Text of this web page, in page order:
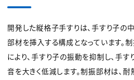
開発した縦格子手すりは、手すり子の
部材を挿入する構成となっています。
により、手すり子の振動を抑制し、手
音を大きく低減します。制振部材は、